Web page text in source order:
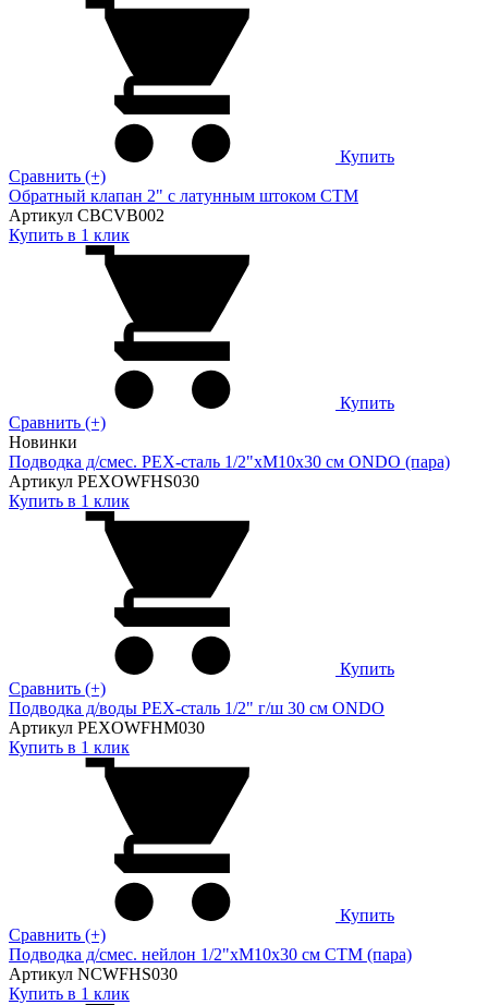
Купить
Сравнить (+)
Обратный клапан 2" с латунным штоком СТМ
Артикул CBCVB002
Купить в 1 клик
Купить
Сравнить (+)
Новинки
Подводка д/смес. PEX-сталь 1/2"xM10x30 см ONDO (пара)
Артикул PEXOWFHS030
Купить в 1 клик
Купить
Сравнить (+)
Подводка д/воды PEX-сталь 1/2" г/ш 30 cм ONDO
Артикул PEXOWFHM030
Купить в 1 клик
Купить
Сравнить (+)
Подводка д/смес. нейлон 1/2"xM10x30 см CTM (пара)
Артикул NCWFHS030
Купить в 1 клик